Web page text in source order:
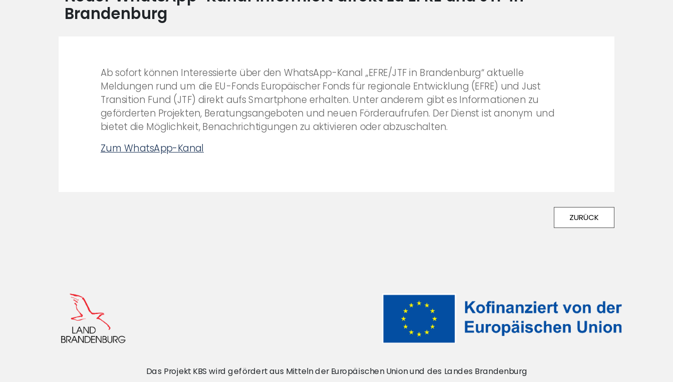
Brandenburg
Ab sofort können Interessierte über den WhatsApp-Kanal „EFRE/JTF in Brandenburg“ aktuelle
Meldungen rund um die EU-Fonds Europäischer Fonds für regionale Entwicklung (EFRE) und Just
Transition Fund (JTF) direkt aufs Smartphone erhalten. Unter anderem gibt es Informationen zu
geförderten Projekten, Beratungsangeboten und neuen Förderaufrufen. Der Dienst ist anonym und
bietet die Möglichkeit, Benachrichtigungen zu aktivieren oder abzuschalten.
Zum WhatsApp-Kanal
ZURÜCK
Das Projekt KBS wird gefördert aus Mitteln der Europäischen Union und des Landes Brandenburg